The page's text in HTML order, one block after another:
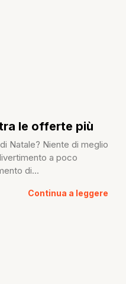
le offerte più
Natale? Niente di meglio
a poco
di...
Continua a leggere